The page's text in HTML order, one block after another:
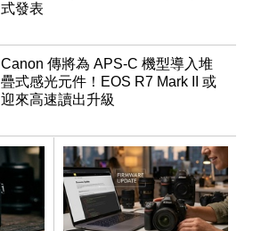
式發表
Canon 傳將為 APS-C 機型導入堆
疊式感光元件！EOS R7 Mark II 或
迎來高速讀出升級